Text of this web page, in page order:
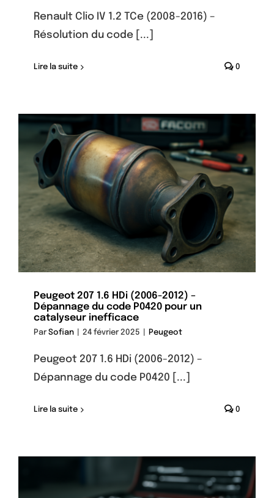
Renault Clio IV 1.2 TCe (2008-2016) –
Résolution du code [...]
Lire la suite 0
Peugeot 207 1.6 HDi (2006-2012) –
Dépannage du code P0420 pour un
catalyseur inefficace
ParSofian 24 février 2025 Peugeot
Peugeot 207 1.6 HDi (2006-2012) –
Dépannage du code P0420 [...]
Lire la suite 0